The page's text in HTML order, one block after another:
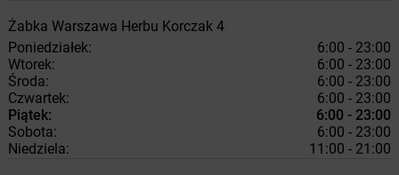
Żabka Warszawa Herbu Korczak 4
Poniedziałek:
6:00 - 23:00
Wtorek:
6:00 - 23:00
Środa:
6:00 - 23:00
Czwartek:
6:00 - 23:00
Piątek:
6:00 - 23:00
Sobota:
6:00 - 23:00
Niedziela:
11:00 - 21:00